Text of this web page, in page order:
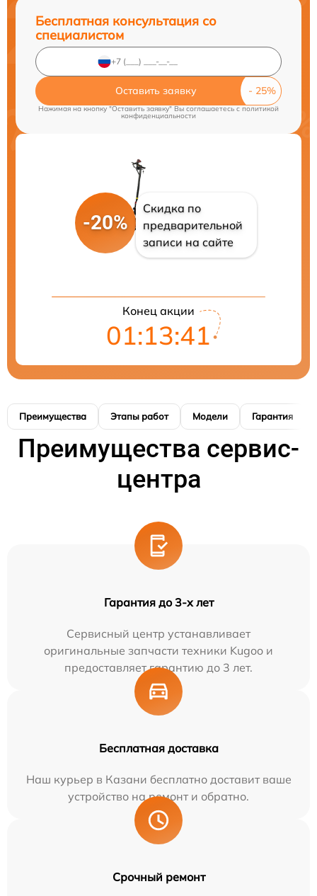
Бесплатная консультация со
специалистом
Оставить заявку
Нажимая на кнопку "Оставить заявку" Вы соглашаетесь cполитикой
конфиденциальности
-20%
Скидка по
предварительной
записи на сайте
Конец акции
01:13:40
Преимущества Этапы работ Модели Гарантия
Преимущества сервис-
центра
Гарантия до 3-х лет
Сервисный центр устанавливает
оригинальные запчасти техники Kugoo и
предоставляет гарантию до 3 лет.
Бесплатная доставка
Наш курьер в Казани бесплатно доставит ваше
устройство на ремонт и обратно.
Срочный ремонт